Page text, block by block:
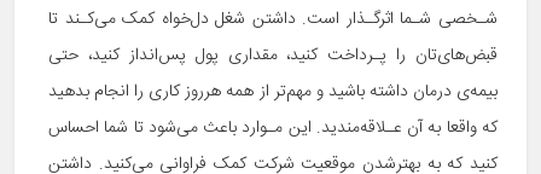
شـخصی شـما اثرگـذار است. داشتن شغل دل‌خواه کمک می‌کـند تا
قبض‌های‌تان را پـرداخت کنید، مقداری پول پس‌انداز کنید، حتی
بیمه‌ی درمان داشته باشید و مهم‌تر از همه هرروز کاری را انجام بدهید
که واقعا به آن عـلاقه‌مندید. این مـوارد باعث می‌شود تا شما احساس
کنید که به بهترشدن موقعیت شرکت کمک فراوانی می‌کنید. داشتن